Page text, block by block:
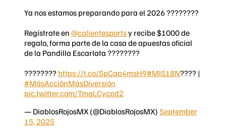
Ya nos estamos preparando para el 2026 ????????
Regístrate en @calientesportsy recibe $1000 de
regalo, forma parte de la casa de apuestas oficial
de la Pandilla Escarlata ????????
???????? https://t.co/SpCqp4msH9#MIS18N???? |
#MásAcciónMásDiversión
pic.twitter.com/TmaLCycpd2
— DiablosRojosMX (@DiablosRojosMX) September
15, 2025